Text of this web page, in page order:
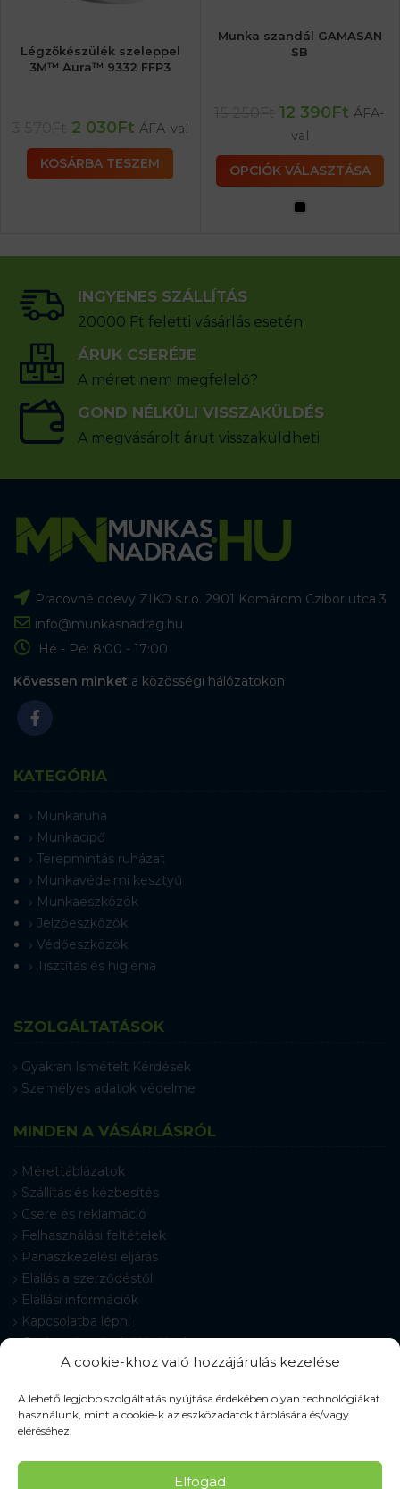
A cookie-khoz való hozzájárulás kezelése
A lehető legjobb szolgáltatás nyújtása érdekében olyan technológiákat
használunk, mint a cookie-k az eszközadatok tárolására és/vagy
eléréséhez.
Elfogad
Légzőkészülék szeleppel
3M™ Aura™ 9332 FFP3
2 030Ft ÁFA-val
KOSÁRBA TESZEM
Munka szandál GAMASAN
SB
12 390Ft ÁFA-
val
OPCIÓK VÁLASZTÁSA
INGYENES SZÁLLÍTÁS
20000 Ft feletti vásárlás esetén
ÁRUK CSERÉJE
A méret nem megfelelő?
GOND NÉLKÜLI VISSZAKÜLDÉS
A megvásárolt árut visszaküldheti
Pracovné odevy ZIKO s.r.o. 2901 Komárom Czibor utca 3
info@munkasnadrag.hu
Hé - Pé: 8:00 - 17:00
Kövessen minket a közösségi hálózatokon
KATEGÓRIA
Munkaruha
Munkacipő
Terepmintás ruházat
Munkavédelmi kesztyű
Munkaeszközök
Jelzőeszközök
Védőeszközök
Tisztítás és higiénia
SZOLGÁLTATÁSOK
Gyakran Ismételt Kérdések
Személyes adatok védelme
MINDEN A VÁSÁRLÁSRÓL
Mérettáblázatok
Szállítás és kézbesítés
Csere és reklamáció
Felhasználási feltételek
Panaszkezelési eljárás
Elállás a szerződéstől
Elállási információk
Kapcsolatba lépni
Gyakran Ismételt Kérdések
Cookie-beállítások